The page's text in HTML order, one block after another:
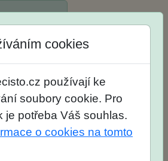
na školní
Košík
cookies
používají ke
soubory cookie. Pro
je potřeba Váš souhlas.
o cookies na tomto